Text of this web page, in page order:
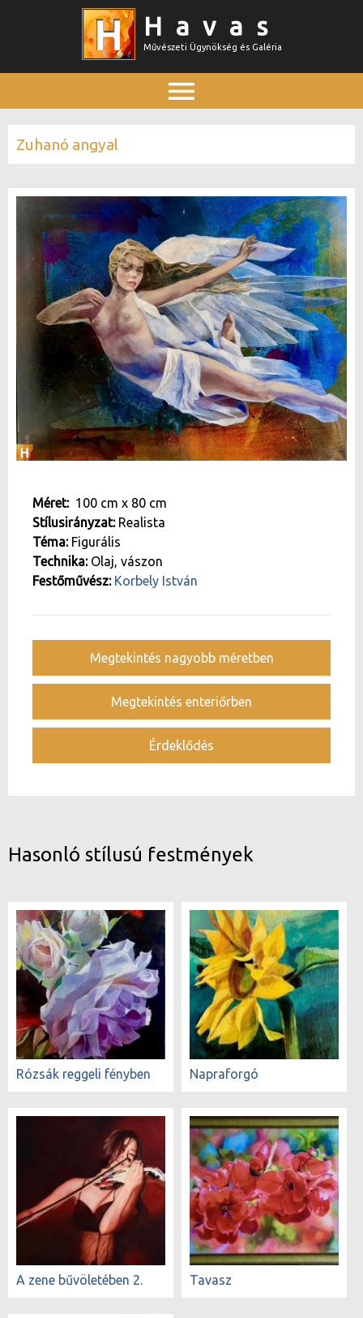
Ugrás
a
tartalomra
Havas
Művészeti Ügynökség és Galéria
Zuhanó angyal
Méret: 100 cm x 80 cm
Stílusirányzat: Realista
Téma: Figurális
Technika: Olaj, vászon
Festőművész: Korbely István
Megtekintés nagyobb méretben
Megtekintés enteriőrben
Érdeklődés
Hasonló stílusú festmények
Rózsák reggeli fényben Napraforgó
A zene bűvöletében 2. Tavasz